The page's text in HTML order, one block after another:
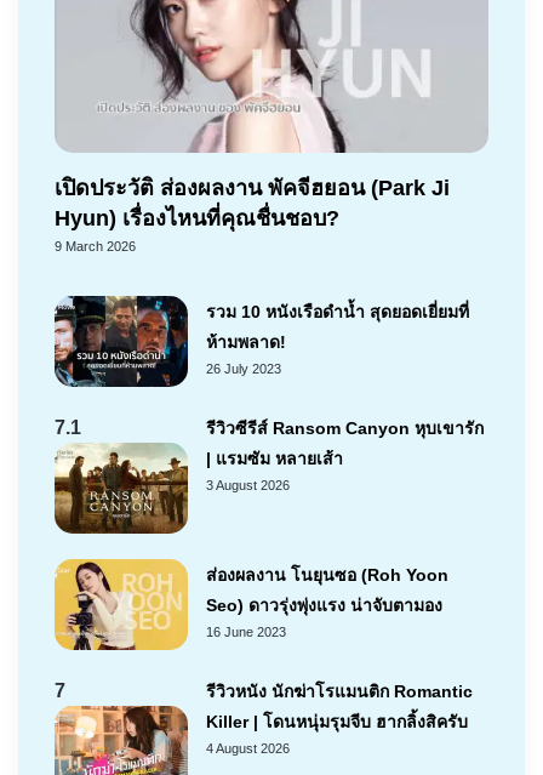
เปิดประวัติ ส่องผลงาน พัคจีฮยอน (Park Ji
Hyun) เรื่องไหนที่คุณชื่นชอบ?
9 March 2026
รวม 10 หนังเรือดำน้ำ สุดยอดเยี่ยมที่
ห้ามพลาด!
26 July 2023
7.1
รีวิวซีรีส์ Ransom Canyon หุบเขารัก
| แรมซัม หลายเส้า
3 August 2026
ส่องผลงาน โนยุนซอ (Roh Yoon
Seo) ดาวรุ่งพุ่งแรง น่าจับตามอง
16 June 2023
7
รีวิวหนัง นักฆ่าโรแมนติก Romantic
Killer | โดนหนุ่มรุมจีบ ฮากลิ้งสิครับ
4 August 2026